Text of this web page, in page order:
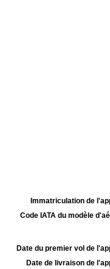
Immatriculation de
Code IATA du modèle
Date du premier vol de
Date de livraison de